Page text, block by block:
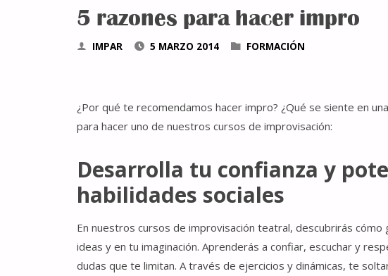
5 razones para hacer impro
IMPAR 5 MARZO 2014 FORMACIÓN
¿Por qué te recomendamos hacer impro? ¿Qué se siente en
para hacer uno de nuestros cursos de improvisación:
Desarrolla tu confianza y
habilidades sociales
En nuestros cursos de improvisación teatral, descubrirás cómo
ideas y en tu imaginación. Aprenderás a confiar, escuchar y
dudas que te limitan. A través de ejercicios y dinámicas, te